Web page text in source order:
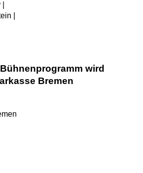
wird
Bremen